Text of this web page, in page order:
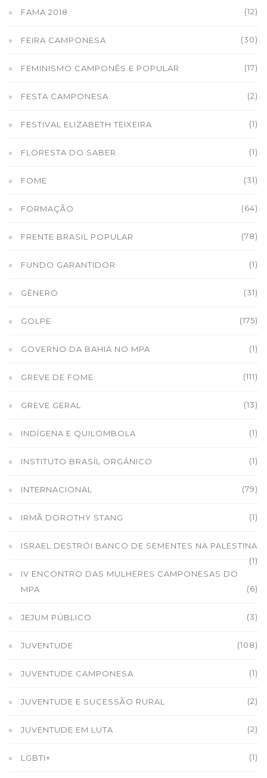
FAMA 2018 (12)
FEIRA CAMPONESA (30)
FEMINISMO CAMPONÊS E POPULAR (17)
FESTA CAMPONESA (2)
FESTIVAL ELIZABETH TEIXEIRA (1)
FLORESTA DO SABER (1)
FOME (31)
FORMAÇÃO (64)
FRENTE BRASIL POPULAR (78)
FUNDO GARANTIDOR (1)
GÊNERO (31)
GOLPE (175)
GOVERNO DA BAHIA NO MPA (1)
GREVE DE FOME (111)
GREVE GERAL (13)
INDÍGENA E QUILOMBOLA (1)
INSTITUTO BRASIL ORGÂNICO (1)
INTERNACIONAL (79)
IRMÃ DOROTHY STANG (1)
ISRAEL DESTRÓI BANCO DE SEMENTES NA PALESTINA
(1)
IV ENCONTRO DAS MULHERES CAMPONESAS DO
MPA
(6)
JEJUM PÚBLICO (3)
JUVENTUDE (108)
JUVENTUDE CAMPONESA (1)
JUVENTUDE E SUCESSÃO RURAL (2)
JUVENTUDE EM LUTA (2)
LGBTI+ (1)